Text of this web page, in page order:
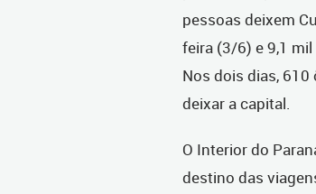
pessoas deixem
feira (3/6) e 9,1
Nos dois dias,
deixar a capital.
O Interior do
destino das